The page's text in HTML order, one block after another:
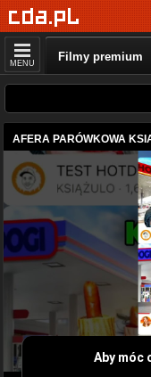
MENU Filmy premium
AFERA PARÓWKOWA
Aby móc